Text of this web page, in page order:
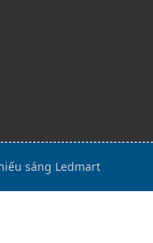
sáng Ledmart